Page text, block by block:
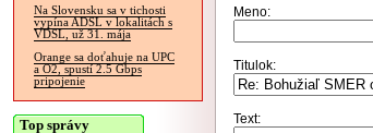
Na Slovensku sa v tichosti
vypína ADSL v lokalitách s
VDSL, už 31. mája
Orange sa doťahuje na UPC
a O2, spustí 2.5 Gbps
pripojenie
Top správy
Meno:
Titulok:
Text: